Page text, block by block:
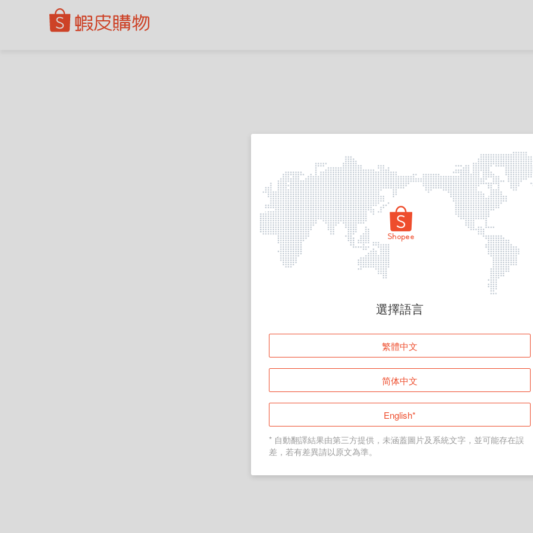
頁面無法顯示
登入
返回首頁
選擇語言
繁體中文
简体中文
English*
* 自動翻譯結果由第三方提供，未涵蓋圖片及系統文字，並可能存在誤
差，若有差異請以原文為準。